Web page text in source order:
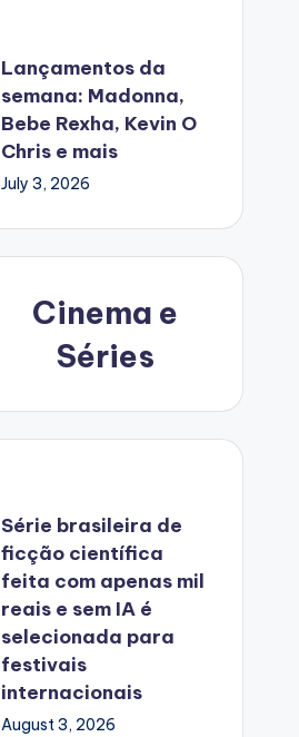
Lançamentos da
semana: Madonna,
Bebe Rexha, Kevin O
Chris e mais
July 3, 2026
Cinema e
Séries
Série brasileira de
ficção científica
feita com apenas mil
reais e sem IA é
selecionada para
festivais
internacionais
August 3, 2026